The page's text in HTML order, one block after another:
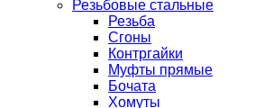
Резьбовые стальные
Резьба
Сгоны
Контргайки
Муфты прямые
Бочата
Хомуты